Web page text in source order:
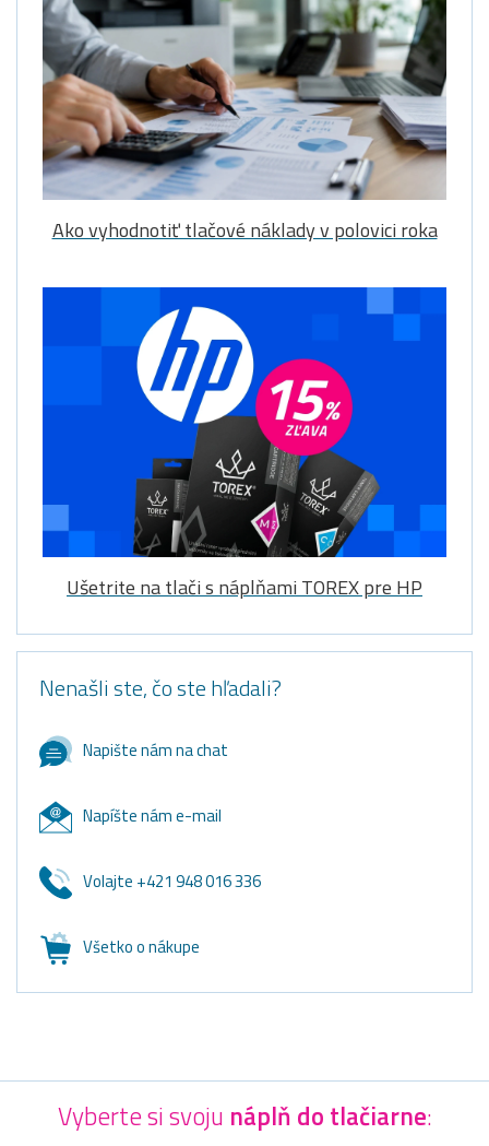
Ako vyhodnotiť tlačové náklady v polovici roka
Ušetrite na tlači s náplňami TOREX pre HP
Nenašli ste, čo ste hľadali?
Napište nám na chat
Napíšte nám e-mail
Volajte +421 948 016 336
Všetko o nákupe
Vyberte si svoju náplň do tlačiarne: